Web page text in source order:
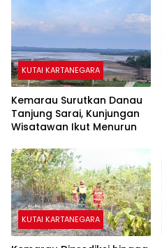
KUTAI KARTANEGARA
Kemarau Surutkan Danau
Tanjung Sarai, Kunjungan
Wisatawan Ikut Menurun
KUTAI KARTANEGARA